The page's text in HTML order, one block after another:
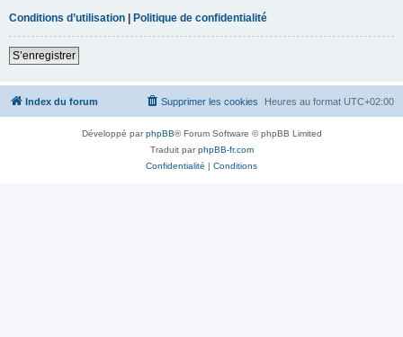
Conditions d’utilisation | Politique de confidentialité
S’enregistrer
Index du forum Heures au format UTC+02:00
Supprimer les cookies
Développé parphpBB® Forum Software © phpBB Limited
Traduit parphpBB-fr.com
Confidentialité | Conditions